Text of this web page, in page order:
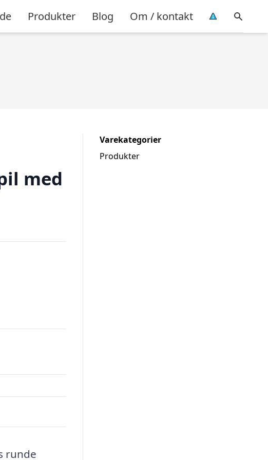
Produkter Blog Om / kontakt
med
runde
Varekategorier
Produkter